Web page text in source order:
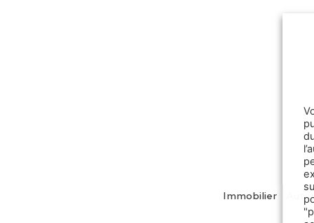
Immobilier